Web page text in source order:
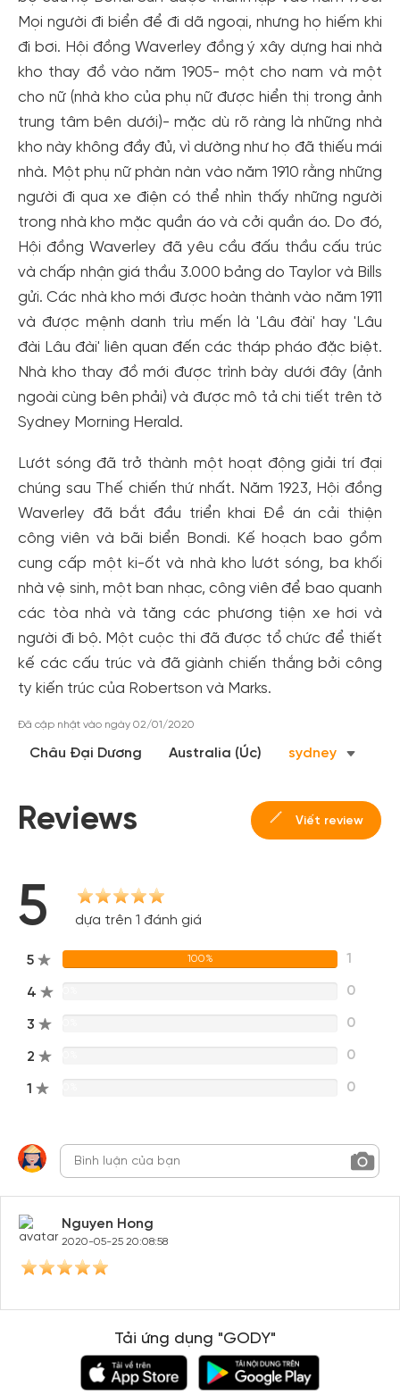
Mọi người đi biển để đi dã ngoại, nhưng họ hiếm khi
đi bơi. Hội đồng Waverley đồng ý xây dựng hai nhà
kho thay đồ vào năm 1905- một cho nam và một
cho nữ (nhà kho của phụ nữ được hiển thị trong ảnh
trung tâm bên dưới)- mặc dù rõ ràng là những nhà
kho này không đầy đủ, vì dường như họ đã thiếu mái
nhà. Một phụ nữ phàn nàn vào năm 1910 rằng những
người đi qua xe điện có thể nhìn thấy những người
trong nhà kho mặc quần áo và cởi quần áo. Do đó,
Hội đồng Waverley đã yêu cầu đấu thầu cấu trúc
và chấp nhận giá thầu 3.000 bảng do Taylor và Bills
gửi. Các nhà kho mới được hoàn thành vào năm 1911
và được mệnh danh trìu mến là 'Lâu đài' hay 'Lâu
đài Lâu đài' liên quan đến các tháp pháo đặc biệt.
Nhà kho thay đồ mới được trình bày dưới đây (ảnh
ngoài cùng bên phải) và được mô tả chi tiết trên tờ
Sydney Morning Herald.
Lướt sóng đã trở thành một hoạt động giải trí đại
chúng sau Thế chiến thứ nhất. Năm 1923, Hội đồng
Waverley đã bắt đầu triển khai Đề án cải thiện
công viên và bãi biển Bondi. Kế hoạch bao gồm
cung cấp một ki-ốt và nhà kho lướt sóng, ba khối
nhà vệ sinh, một ban nhạc, công viên để bao quanh
các tòa nhà và tăng các phương tiện xe hơi và
người đi bộ. Một cuộc thi đã được tổ chức để thiết
kế các cấu trúc và đã giành chiến thắng bởi công
ty kiến ​​trúc của Robertson và Marks.
Đã cập nhật vào ngày 02/01/2020
Châu Đại Dương Australia (Úc) sydney
Reviews Viết review
5 dựa trên 1 đánh giá
5 100% 1
4 0
3 0
2 0
1 0
Nguyen Hong
2020-05-25 20:08:58
Tải ứng dụng "GODY"
Tạo tài khoản nhanh - nhận nhiều ưu
đãi!
Tạo tài khoản để có thể nhận ngay các ưu đãi hấp dẫn
dành cho thành viên đến từ các đối tác của Gody.vn dành
cho cộng đồng.
Đăng ký
Hoặc đăng nhập bằng
Đăng nhập Facebook
Đăng nhập Google